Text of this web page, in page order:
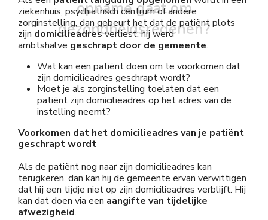
opname gaat om
gezondheidsredenen?
ziekenhuis, psychiatrisch centrum of andere
zorginstelling, dan gebeurt het dat de patiënt plots
zijn domicilieadresverliest: hij werd
ambtshalve geschrapt door de gemeente.
Wat kan een patiënt doen om te voorkomen dat
zijn domicilieadres geschrapt wordt?
Moet je als zorginstelling toelaten dat een
patiënt zijn domicilieadres op het adres van de
instelling neemt?
Voorkomen dat het domicilieadres van je patiënt
geschrapt wordt
Als de patiënt nog naar zijn domicilieadres kan
terugkeren, dan kan hij de gemeente ervan verwittigen
dat hij een tijdje niet op zijn domicilieadres verblijft. Hij
kan dat doen via een aangifte van tijdelijke
afwezigheid.